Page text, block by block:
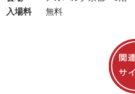
入場料
無料